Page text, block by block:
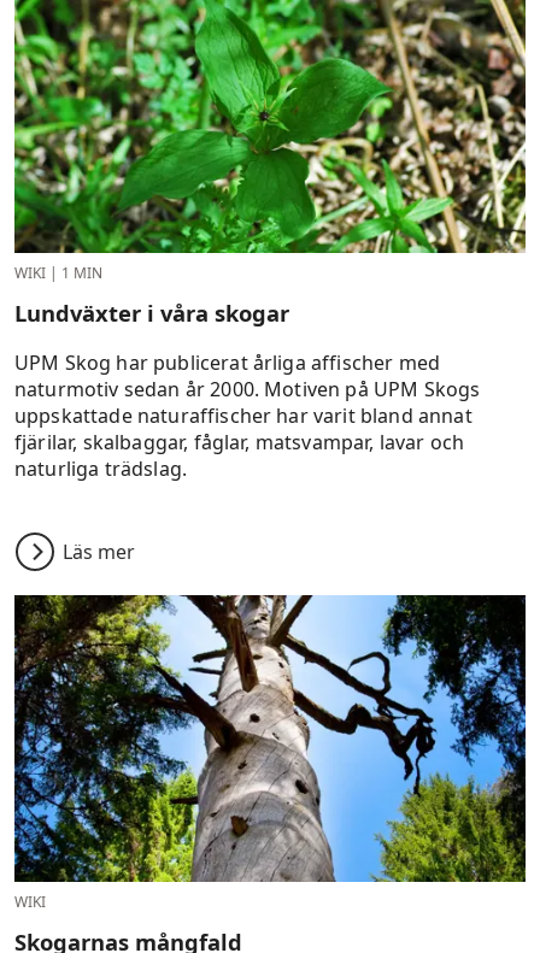
WIKI | 1 MIN
Lundväxter i våra skogar
UPM Skog har publicerat årliga affischer med
naturmotiv sedan år 2000. Motiven på UPM Skogs
uppskattade naturaffischer har varit bland annat
fjärilar, skalbaggar, fåglar, matsvampar, lavar och
naturliga trädslag.
Läs mer
WIKI
Skogarnas mångfald